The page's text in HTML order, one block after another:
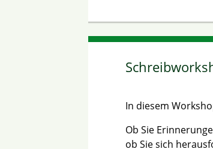
In diesem
Ob Sie
ob Sie sich